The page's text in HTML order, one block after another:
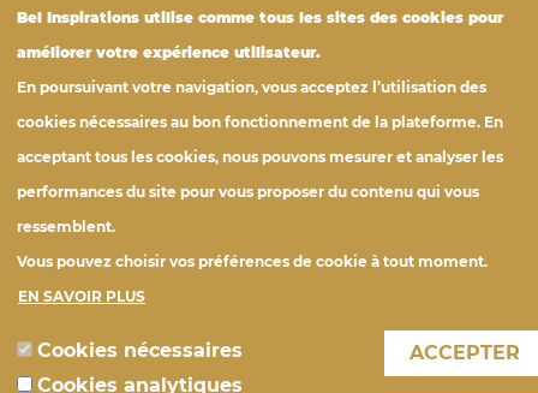
© Bel Foodservice France
belfoodservice.fr
FOOTER
Nos engagements
Tous les produits
Photothèque
Bel Inspirations utilise comme tous les sites des cookies pour
améliorer votre expérience utilisateur.
En poursuivant votre navigation, vous acceptez l’utilisation des
cookies nécessaires au bon fonctionnement de la plateforme. En
acceptant tous les cookies, nous pouvons mesurer et analyser les
performances du site pour vous proposer du contenu qui vous
ressemblent.
Vous pouvez choisir vos préférences de cookie à tout moment.
EN SAVOIR PLUS
Cookies nécessaires
Cookies analytiques
ACCEPTER